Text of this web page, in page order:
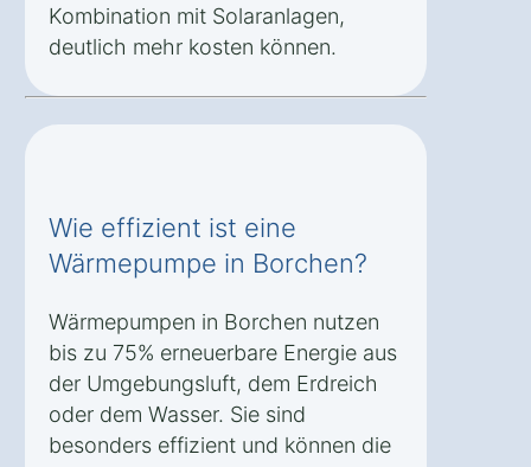
Kombination mit Solaranlagen,
deutlich mehr kosten können.
Wie effizient ist eine
Wärmepumpe in Borchen?
Wärmepumpen in Borchen nutzen
bis zu 75% erneuerbare Energie aus
der Umgebungsluft, dem Erdreich
oder dem Wasser. Sie sind
besonders effizient und können die